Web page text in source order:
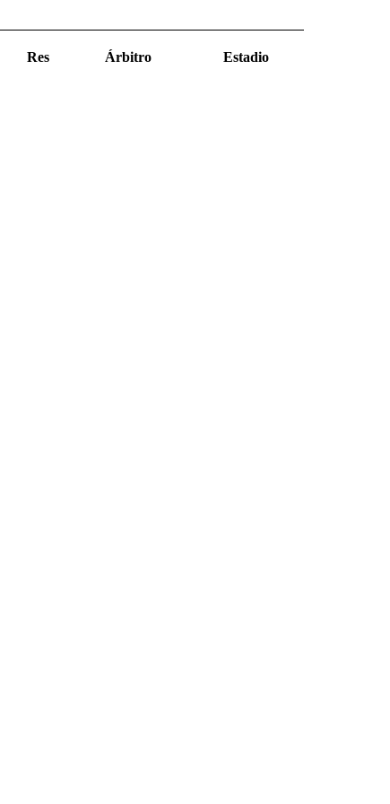
Res Árbitro Estadio